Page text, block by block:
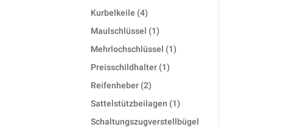
Kurbelkeile 44
products
Maulschlüssel 11
product
Mehrlochschlüssel 11
Preisschildhalter 11
Reifenheber 22
products
Sattelstützbeilagen 11
product
Schaltungszugverstellbügel